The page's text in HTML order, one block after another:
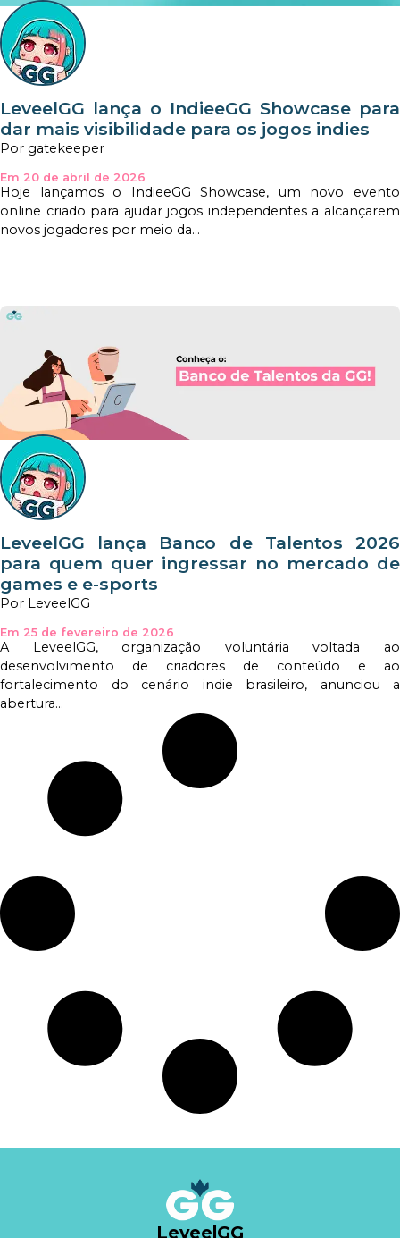
LeveelGG lança o IndieeGG Showcase para
dar mais visibilidade para os jogos indies
Por gatekeeper
Em 20 de abril de 2026
Hoje lançamos o IndieeGG Showcase, um novo evento
online criado para ajudar jogos independentes a alcançarem
novos jogadores por meio da...
LeveelGG lança Banco de Talentos 2026
para quem quer ingressar no mercado de
games e e-sports
Por LeveelGG
Em 25 de fevereiro de 2026
A LeveelGG, organização voluntária voltada ao
desenvolvimento de criadores de conteúdo e ao
fortalecimento do cenário indie brasileiro, anunciou a
abertura...
LeveelGG